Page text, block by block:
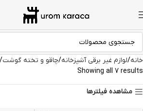
خانه لوازم غیر برقی آشپزخانه چاقو و تخته گوشت
Showing all 7 results
مشاهده فیلترها